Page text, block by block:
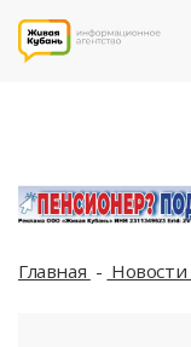
Главная